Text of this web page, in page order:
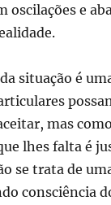
oscilações e
situação é
mas
lhes falta é
se trata de
consciência